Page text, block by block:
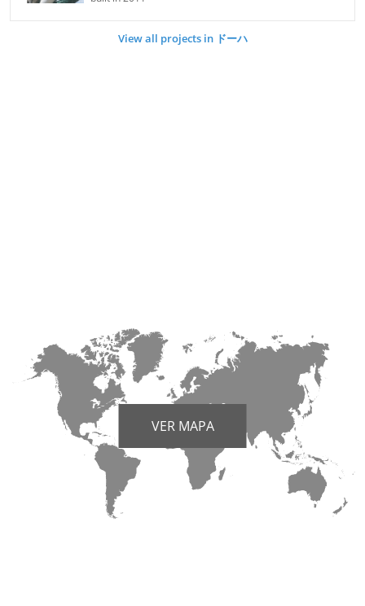
View all projects in ドーハ
VER MAPA